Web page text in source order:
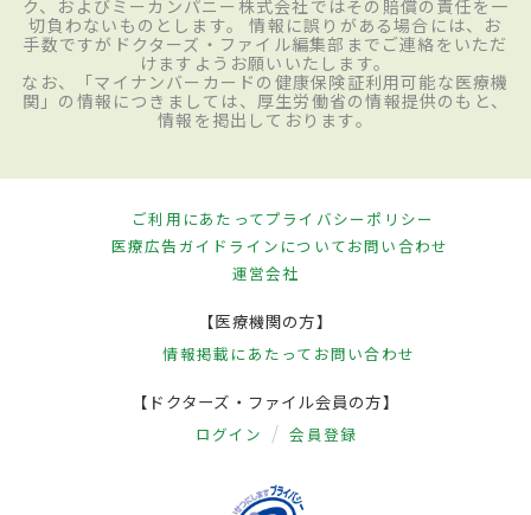
ク、およびミーカンパニー株式会社ではその賠償の責任を一
切負わないものとします。 情報に誤りがある場合には、お
手数ですがドクターズ・ファイル編集部までご連絡をいただ
けますようお願いいたします。
なお、「マイナンバーカードの健康保険証利用可能な医療機
関」の情報につきましては、厚生労働省の情報提供のもと、
情報を掲出しております。
ご利用にあたってプライバシーポリシー
医療広告ガイドラインについてお問い合わせ
運営会社
【医療機関の方】
情報掲載にあたって お問い合わせ
【ドクターズ・ファイル会員の方】
ログイン 会員登録